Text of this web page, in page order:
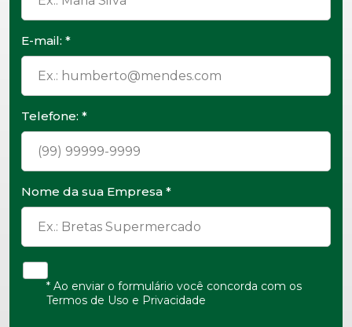
E-mail: *
Telefone: *
Nome da sua Empresa *
* Ao enviar o formulário você concorda com os
Termos de Uso e Privacidade